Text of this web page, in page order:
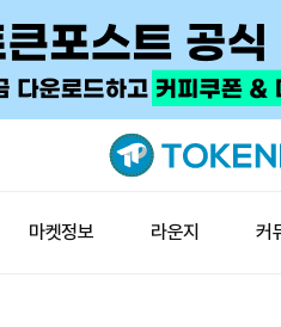
마켓정보 라운지 커